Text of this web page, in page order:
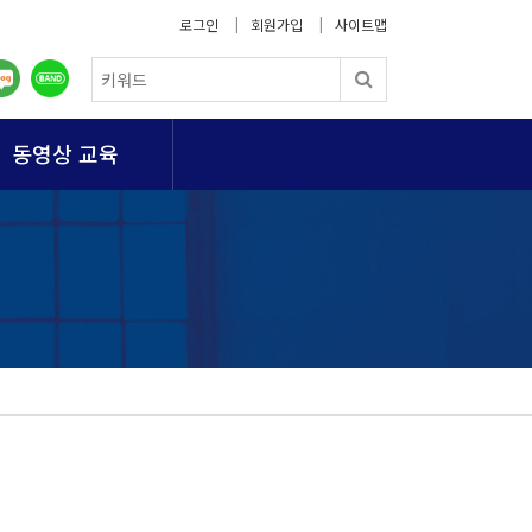
로그인 회원가입 사이트맵
동영상 교육